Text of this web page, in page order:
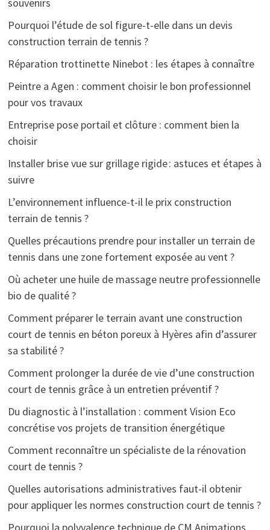
Pourquoi l’étude de sol figure-t-elle dans un devis
construction terrain de tennis ?
Réparation trottinette Ninebot : les étapes à connaître
Peintre a Agen : comment choisir le bon professionnel
pour vos travaux
Entreprise pose portail et clôture : comment bien la
choisir
Installer brise vue sur grillage rigide : astuces et étapes à
suivre
L’environnement influence-t-il le prix construction
terrain de tennis ?
Quelles précautions prendre pour installer un terrain de
tennis dans une zone fortement exposée au vent ?
Où acheter une huile de massage neutre professionnelle
bio de qualité ?
Comment préparer le terrain avant une construction
court de tennis en béton poreux à Hyères afin d’assurer
sa stabilité ?
Comment prolonger la durée de vie d’une construction
court de tennis grâce à un entretien préventif ?
Du diagnostic à l’installation : comment Vision Eco
concrétise vos projets de transition énergétique
Comment reconnaître un spécialiste de la rénovation
court de tennis ?
Quelles autorisations administratives faut-il obtenir
pour appliquer les normes construction court de tennis ?
Pourquoi la polyvalence technique de CM Animations